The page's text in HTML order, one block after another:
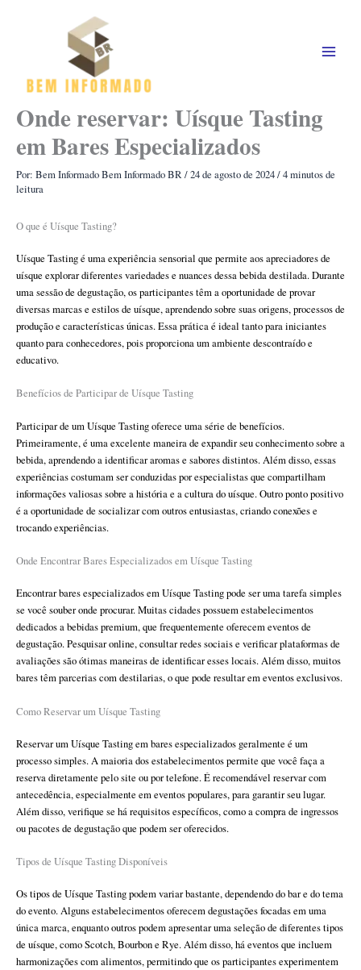
Onde reservar: Uísque Tasting
em Bares Especializados
Por: Bem InformadoBem Informado BR/24 de agosto de 2024/4 minutos de
leitura
O que é Uísque Tasting?
Uísque Tasting é uma experiência sensorial que permite aos apreciadores de
uísque explorar diferentes variedades e nuances dessa bebida destilada. Durante
uma sessão de degustação, os participantes têm a oportunidade de provar
diversas marcas e estilos de uísque, aprendendo sobre suas origens, processos de
produção e características únicas. Essa prática é ideal tanto para iniciantes
quanto para conhecedores, pois proporciona um ambiente descontraído e
educativo.
Benefícios de Participar de Uísque Tasting
Participar de um Uísque Tasting oferece uma série de benefícios.
Primeiramente, é uma excelente maneira de expandir seu conhecimento sobre a
bebida, aprendendo a identificar aromas e sabores distintos. Além disso, essas
experiências costumam ser conduzidas por especialistas que compartilham
informações valiosas sobre a história e a cultura do uísque. Outro ponto positivo
é a oportunidade de socializar com outros entusiastas, criando conexões e
trocando experiências.
Onde Encontrar Bares Especializados em Uísque Tasting
Encontrar bares especializados em Uísque Tasting pode ser uma tarefa simples
se você souber onde procurar. Muitas cidades possuem estabelecimentos
dedicados a bebidas premium, que frequentemente oferecem eventos de
degustação. Pesquisar online, consultar redes sociais e verificar plataformas de
avaliações são ótimas maneiras de identificar esses locais. Além disso, muitos
bares têm parcerias com destilarias, o que pode resultar em eventos exclusivos.
Como Reservar um Uísque Tasting
Reservar um Uísque Tasting em bares especializados geralmente é um
processo simples. A maioria dos estabelecimentos permite que você faça a
reserva diretamente pelo site ou por telefone. É recomendável reservar com
antecedência, especialmente em eventos populares, para garantir seu lugar.
Além disso, verifique se há requisitos específicos, como a compra de ingressos
ou pacotes de degustação que podem ser oferecidos.
Tipos de Uísque Tasting Disponíveis
Os tipos de Uísque Tasting podem variar bastante, dependendo do bar e do tema
do evento. Alguns estabelecimentos oferecem degustações focadas em uma
única marca, enquanto outros podem apresentar uma seleção de diferentes tipos
de uísque, como Scotch, Bourbon e Rye. Além disso, há eventos que incluem
harmonizações com alimentos, permitindo que os participantes experimentem